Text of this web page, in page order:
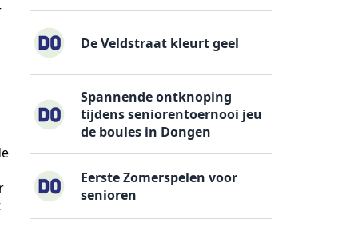
De Veldstraat kleurt geel
Spannende ontknoping
tijdens seniorentoernooi jeu
de boules in Dongen
Eerste Zomerspelen voor
senioren